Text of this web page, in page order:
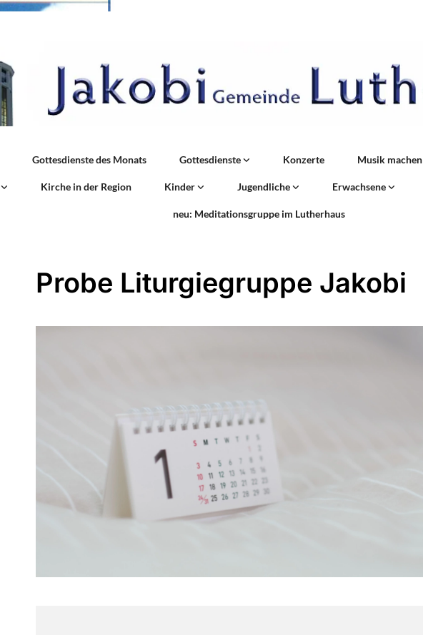
Gottesdienste des Monats Gottesdienste Konzerte Musik machen
Kirche in der Region Kinder Jugendliche Erwachsene
neu: Meditationsgruppe im Lutherhaus
Probe Liturgiegruppe Jakobi